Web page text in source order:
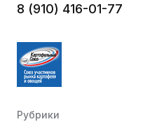
8 (910) 416-01-77
Рубрики